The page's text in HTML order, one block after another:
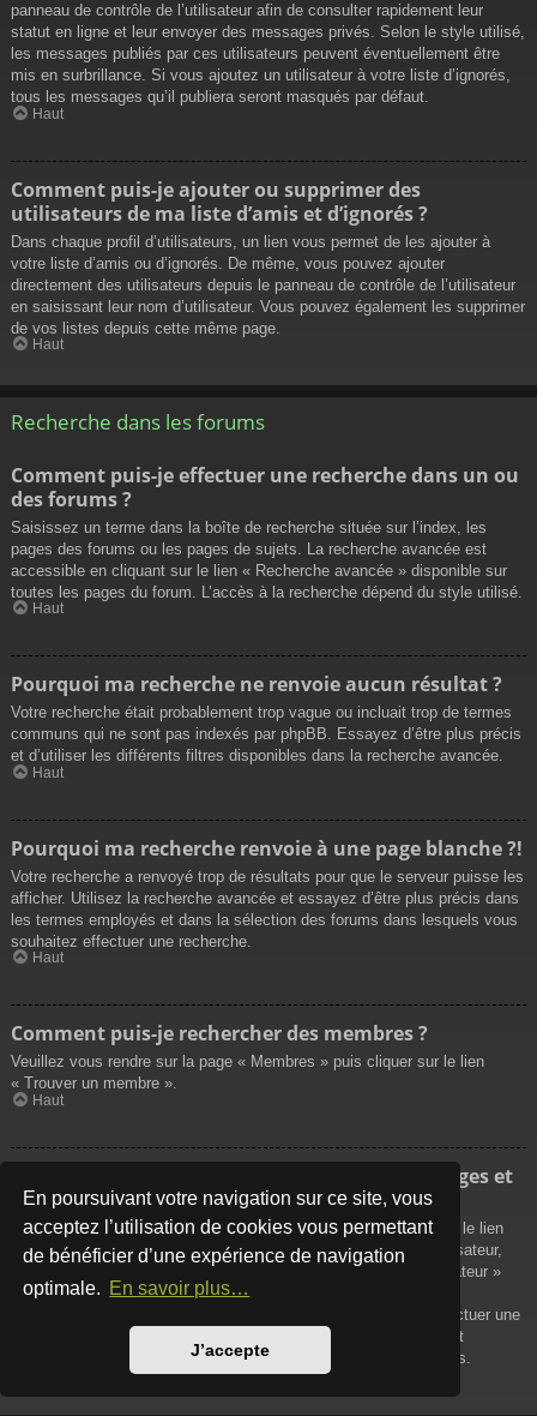
En poursuivant votre navigation sur ce site, vous
acceptez l’utilisation de cookies vous permettant
de bénéficier d’une expérience de navigation
optimale. En savoir plus…
J’accepte
panneau de contrôle de l’utilisateur afin de consulter rapidement leur
statut en ligne et leur envoyer des messages privés. Selon le style utilisé,
les messages publiés par ces utilisateurs peuvent éventuellement être
mis en surbrillance. Si vous ajoutez un utilisateur à votre liste d’ignorés,
tous les messages qu’il publiera seront masqués par défaut.
Haut
Comment puis-je ajouter ou supprimer des
utilisateurs de ma liste d’amis et d’ignorés ?
Dans chaque profil d’utilisateurs, un lien vous permet de les ajouter à
votre liste d’amis ou d’ignorés. De même, vous pouvez ajouter
directement des utilisateurs depuis le panneau de contrôle de l’utilisateur
en saisissant leur nom d’utilisateur. Vous pouvez également les supprimer
de vos listes depuis cette même page.
Haut
Recherche dans les forums
Comment puis-je effectuer une recherche dans un ou
des forums ?
Saisissez un terme dans la boîte de recherche située sur l’index, les
pages des forums ou les pages de sujets. La recherche avancée est
accessible en cliquant sur le lien « Recherche avancée » disponible sur
toutes les pages du forum. L’accès à la recherche dépend du style utilisé.
Haut
Pourquoi ma recherche ne renvoie aucun résultat ?
Votre recherche était probablement trop vague ou incluait trop de termes
communs qui ne sont pas indexés par phpBB. Essayez d’être plus précis
et d’utiliser les différents filtres disponibles dans la recherche avancée.
Haut
Pourquoi ma recherche renvoie à une page blanche ?!
Votre recherche a renvoyé trop de résultats pour que le serveur puisse les
afficher. Utilisez la recherche avancée et essayez d’être plus précis dans
les termes employés et dans la sélection des forums dans lesquels vous
souhaitez effectuer une recherche.
Haut
Comment puis-je rechercher des membres ?
Veuillez vous rendre sur la page « Membres » puis cliquer sur le lien
« Trouver un membre ».
Haut
Comment puis-je retrouver mes propres messages et
sujets ?
Vos propres messages peuvent être affichés soit en cliquant sur le lien
« Afficher vos messages » dans le panneau de contrôle de l’utilisateur,
soit en cliquant sur le lien « Rechercher les messages de l’utilisateur »
sur la page de votre propre profil ou soit en cliquant sur le menu
« Raccourcis » situé sur la partie supérieure du forum. Pour effectuer une
recherche de vos propres sujets, utilisez la recherche avancée et
remplissez convenablement les options qui vous sont disponibles.